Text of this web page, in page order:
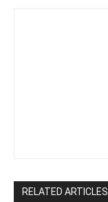
RELATED ARTICLES